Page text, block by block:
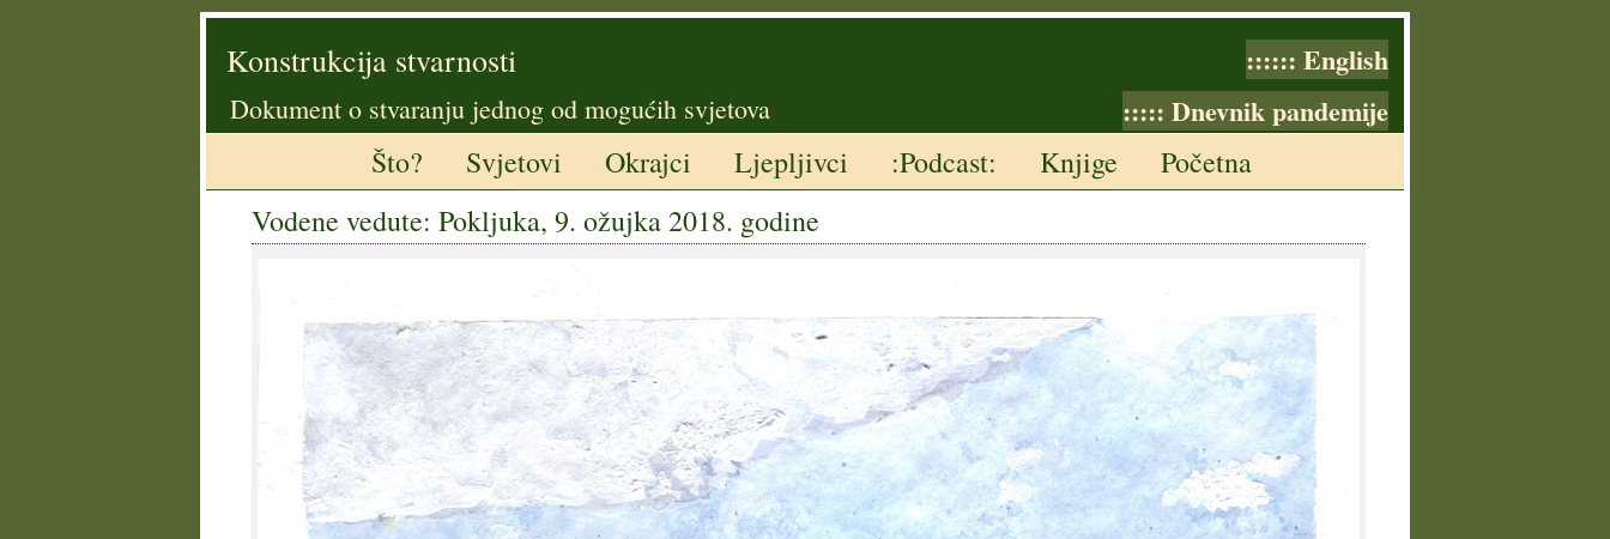
Konstrukcija stvarnosti :::::: English
Dokument o stvaranju jednog od mogućih svjetova ::::: Dnevnik pandemije
Što? Svjetovi Okrajci Ljepljivci :Podcast: Knjige
Početna
Vodene vedute: Pokljuka, 9. ožujka 2018. godine